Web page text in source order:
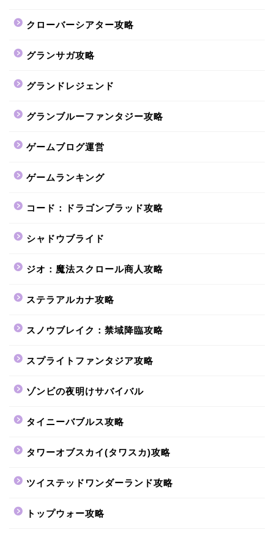
クローバーシアター攻略
グランサガ攻略
グランドレジェンド
グランブルーファンタジー攻略
ゲームブログ運営
ゲームランキング
コード：ドラゴンブラッド攻略
シャドウブライド
ジオ：魔法スクロール商人攻略
ステラアルカナ攻略
スノウブレイク：禁域降臨攻略
スプライトファンタジア攻略
ゾンビの夜明けサバイバル
タイニーバブルス攻略
タワーオブスカイ(タワスカ)攻略
ツイステッドワンダーランド攻略
トップウォー攻略